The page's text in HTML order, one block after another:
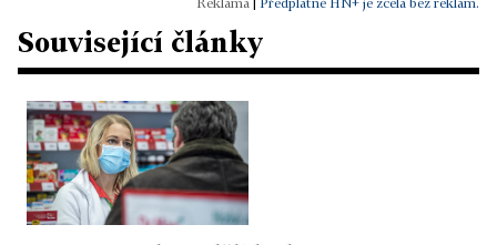
Související články